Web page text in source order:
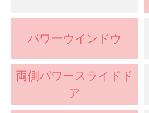
パワーウインドウ
両側パワースライドド
ア